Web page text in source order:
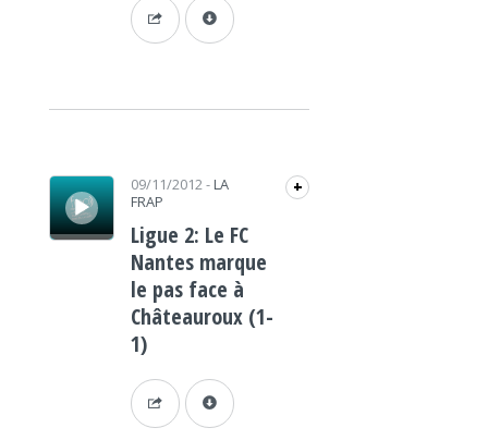
Lecteur audio 09/11/2012- LA
FRAP
+
Ligue 2: Le FC
Nantes marque
le pas face à
Châteauroux (1-
1)